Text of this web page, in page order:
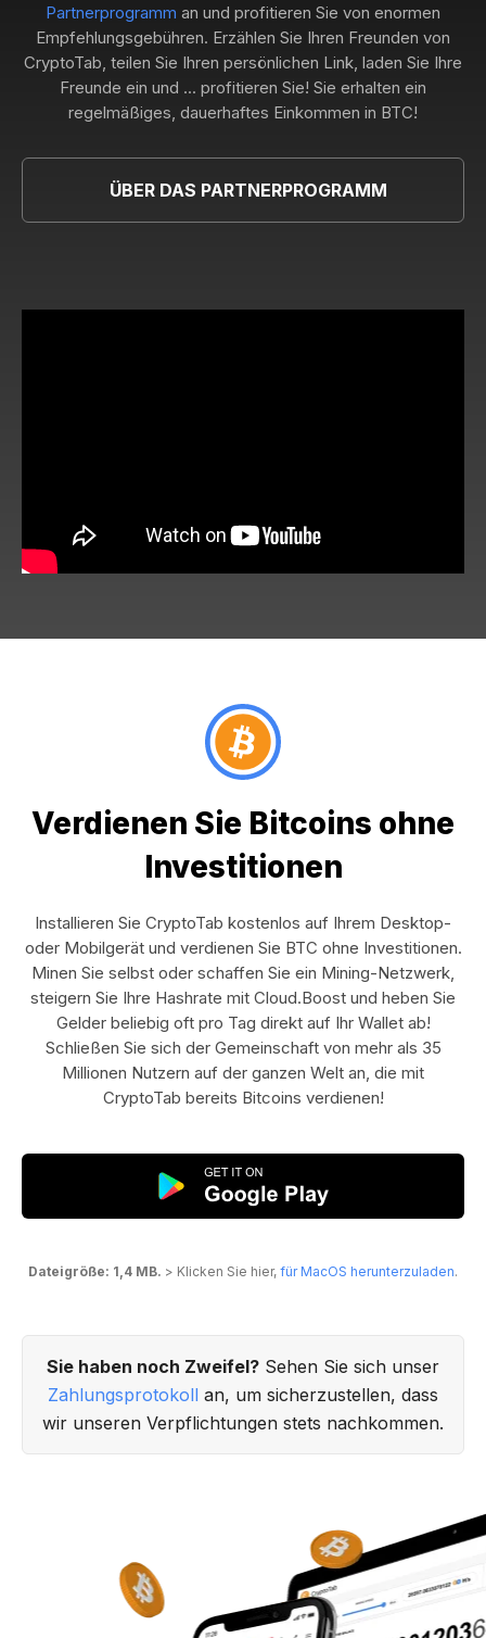
Partnerprogramm an und profitieren Sie von enormen
Empfehlungsgebühren. Erzählen Sie Ihren Freunden von
CryptoTab, teilen Sie Ihren persönlichen Link, laden Sie Ihre
Freunde ein und ... profitieren Sie! Sie erhalten ein
regelmäßiges, dauerhaftes Einkommen in BTC!
ÜBER DAS PARTNERPROGRAMM
Verdienen Sie Bitcoins ohne
Investitionen
Installieren Sie CryptoTab kostenlos auf Ihrem Desktop-
oder Mobilgerät und verdienen Sie BTC ohne Investitionen.
Minen Sie selbst oder schaffen Sie ein Mining-Netzwerk,
steigern Sie Ihre Hashrate mit Cloud.Boost und heben Sie
Gelder beliebig oft pro Tag direkt auf Ihr Wallet ab!
Schließen Sie sich der Gemeinschaft von mehr als 35
Millionen Nutzern auf der ganzen Welt an, die mit
CryptoTab bereits Bitcoins verdienen!
Dateigröße: 1,4 MB. > Klicken Sie hier, für MacOS herunterzuladen.
Sie haben noch Zweifel? Sehen Sie sich unser
Zahlungsprotokoll an, um sicherzustellen, dass
wir unseren Verpflichtungen stets nachkommen.